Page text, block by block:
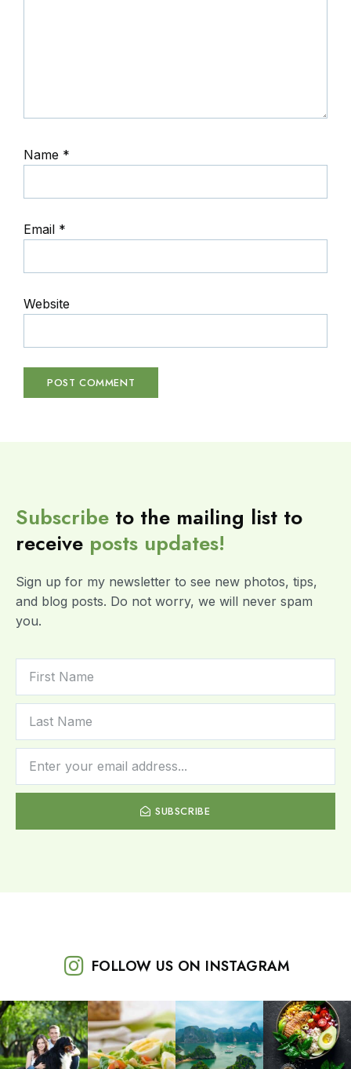
Name *
Email *
Website
Subscribe to the mailing list to
receive posts updates!
Sign up for my newsletter to see new photos, tips,
and blog posts. Do not worry, we will never spam
you.
SUBSCRIBE
FOLLOW US ON INSTAGRAM